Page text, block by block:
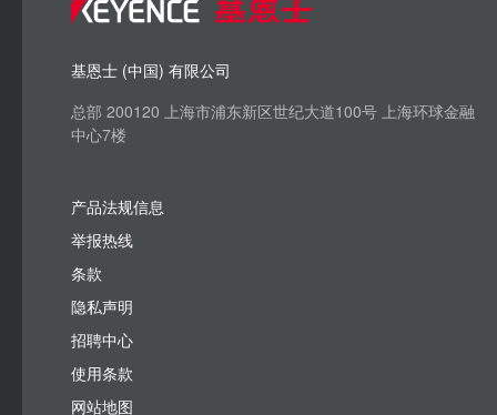
基恩士 (中国) 有限公司
总部 200120 上海市浦东新区世纪大道100号 上海环球金融
中心7楼
产品法规信息
举报热线
条款
隐私声明
招聘中心
使用条款
网站地图